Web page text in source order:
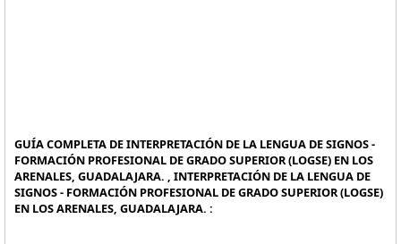
GUÍA COMPLETA DE INTERPRETACIÓN DE LA LENGUA DE SIGNOS -
FORMACIÓN PROFESIONAL DE GRADO SUPERIOR (LOGSE) EN LOS
ARENALES, GUADALAJARA. , INTERPRETACIÓN DE LA LENGUA DE
SIGNOS - FORMACIÓN PROFESIONAL DE GRADO SUPERIOR (LOGSE)
EN LOS ARENALES, GUADALAJARA. :